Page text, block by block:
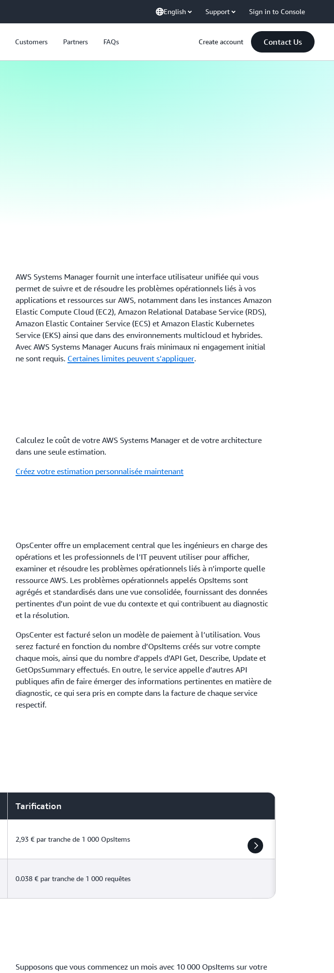
English Support Sign in to Console
Customers Partners FAQs Create account Contact Us
AWS Systems Manager fournit une interface utilisateur unifiée qui vous
permet de suivre et de résoudre les problèmes opérationnels liés à vos
applications et ressources sur AWS, notamment dans les instances Amazon
Elastic Compute Cloud (EC2), Amazon Relational Database Service (RDS),
Amazon Elastic Container Service (ECS) et Amazon Elastic Kubernetes
Service (EKS) ainsi que dans des environnements multicloud et hybrides.
Avec AWS Systems Manager Aucuns frais minimaux ni engagement initial
ne sont requis. Certaines limites peuvent s’appliquer.
Calculez le coût de votre AWS Systems Manager et de votre architecture
dans une seule estimation.
Créez votre estimation personnalisée maintenant
OpsCenter offre un emplacement central que les ingénieurs en charge des
opérations et les professionnels de l’IT peuvent utiliser pour afficher,
examiner et résoudre les problèmes opérationnels liés à n’importe quelle
ressource AWS. Les problèmes opérationnels appelés OpsItems sont
agrégés et standardisés dans une vue consolidée, fournissant des données
pertinentes d’un point de vue du contexte et qui contribuent au diagnostic
et la résolution.
OpsCenter est facturé selon un modèle de paiement à l’utilisation. Vous
serez facturé en fonction du nombre d’OpsItems créés sur votre compte
chaque mois, ainsi que du nombre d’appels d’API Get, Describe, Update et
GetOpsSummary effectués. En outre, le service appelle d’autres API
publiques afin de faire émerger des informations pertinentes en matière de
diagnostic, ce qui sera pris en compte dans la facture de chaque service
respectif.
Tarification
2,93 € par tranche de 1 000 OpsItems
0.038 € par tranche de 1 000 requêtes
Supposons que vous commencez un mois avec 10 000 OpsItems sur votre